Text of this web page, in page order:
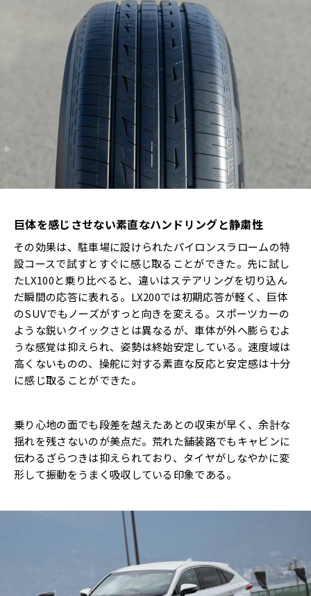
巨体を感じさせない素直なハンドリングと静粛性
その効果は、駐車場に設けられたパイロンスラロームの特
設コースで試すとすぐに感じ取ることができた。先に試し
たLX100と乗り比べると、違いはステアリングを切り込ん
だ瞬間の応答に表れる。LX200では初期応答が軽く、巨体
のSUVでもノーズがすっと向きを変える。スポーツカーの
ような鋭いクイックさとは異なるが、車体が外へ膨らむよ
うな感覚は抑えられ、姿勢は終始安定している。速度域は
高くないものの、操舵に対する素直な反応と安定感は十分
に感じ取ることができた。
乗り心地の面でも段差を越えたあとの収束が早く、余計な
揺れを残さないのが美点だ。荒れた舗装路でもキャビンに
伝わるざらつきは抑えられており、タイヤがしなやかに変
形して振動をうまく吸収している印象である。